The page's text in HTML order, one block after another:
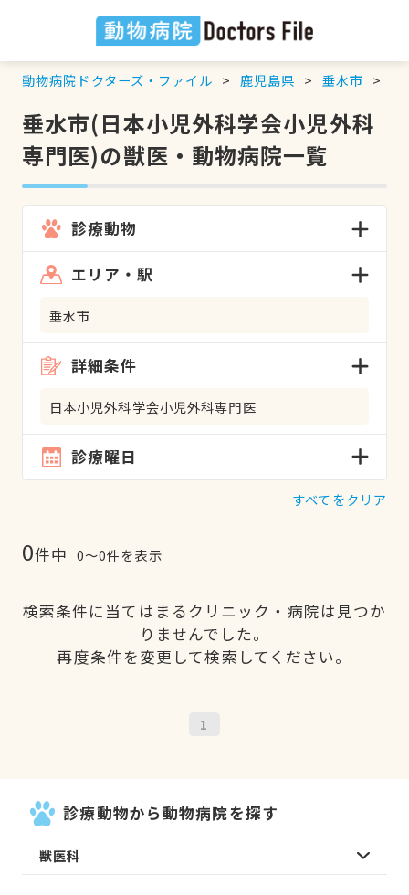
動物病院ドクターズ・ファイル 鹿児島県 垂水市
垂水市(日本小児外科学会小児外科
専門医)の獣医・動物病院一覧
診療動物
エリア・駅
垂水市
詳細条件
日本小児外科学会小児外科専門医
診療曜日
すべてをクリア
0件中 0〜0件を表示
検索条件に当てはまるクリニック・病院は見つか
りませんでした。
再度条件を変更して検索してください。
1
診療動物から動物病院を探す
獣医科